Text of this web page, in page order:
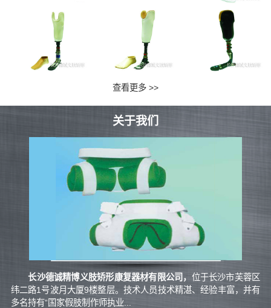
查看更多 >>
关于我们
长沙德诚精博义肢矫形康复器材有限公司， 位于长沙市芙蓉区
纬二路1号波月大厦9楼整层。技术人员技术精湛、经验丰富，并有
多名持有“国家假肢制作师执业...